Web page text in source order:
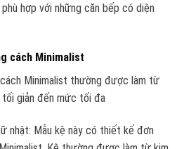
hợp với những căn bếp có diện
cách Minimalist
Minimalist thường được làm từ
giản đến mức tối đa
nhật: Mẫu kệ này có thiết kế đơn